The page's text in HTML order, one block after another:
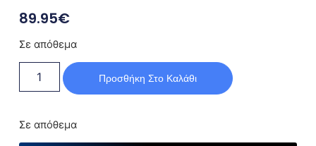
89.95€
Σε απόθεμα
Προσθήκη Στο Καλάθι
Σε απόθεμα